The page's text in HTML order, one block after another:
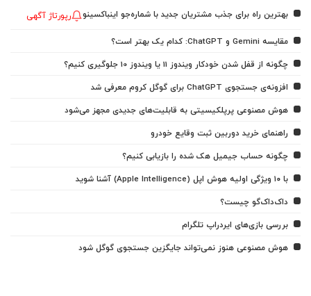
بهترین راه برای جذب مشتریان جدید با شماره‌جو اینباکسینو رپورتاژ آگهی
مقایسه Gemini و ChatGPT: کدام یک بهتر است؟
چگونه از قفل شدن خودکار ویندوز 11 یا ویندوز 10 جلوگیری کنیم؟
افزونه‌ی جستجوی ChatGPT برای گوگل کروم معرفی شد
هوش مصنوعی پرپلکیسیتی به قابلیت‌های جدیدی مجهز می‌شود
راهنمای خرید دوربین ثبت وقایع خودرو
چگونه حساب جیمیل هک شده را بازیابی کنیم؟
با ۱۰ ویژگی اولیه هوش اپل (Apple Intelligence) آشنا شوید
داک‌داک‌گو چیست؟
بررسی بازی‌های ایردراپ تلگرام
هوش مصنوعی هنوز نمی‌تواند جایگزین جستجوی گوگل شود